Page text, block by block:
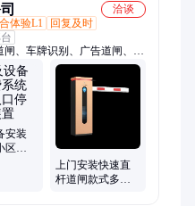
洽谈
体验L1
回复及时
、车牌识别、广告道闸、人
安装
区出
上门安装快速直
杆道闸款式多样